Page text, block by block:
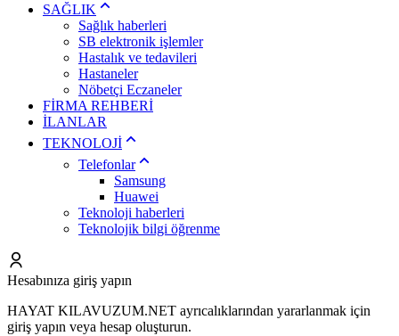
SAĞLIK
Sağlık haberleri
SB elektronik işlemler
Hastalık ve tedavileri
Hastaneler
Nöbetçi Eczaneler
FİRMA REHBERİ
İLANLAR
TEKNOLOJİ
Telefonlar
Samsung
Huawei
Teknoloji haberleri
Teknolojik bilgi öğrenme
Hesabınıza giriş yapın
HAYAT KILAVUZUM.NET ayrıcalıklarından yararlanmak için
giriş yapın veya hesap oluşturun.